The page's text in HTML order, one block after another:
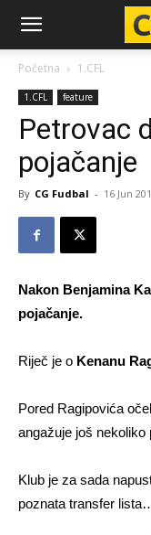
CG-
Fudbal
Početna 1.CFL
1.CFL feature
Petrovac
pojačanje
By CG Fudbal - 16 Jun
Nakon Benjamina
pojačanje.
Riječ je o Kenanu
Pored Ragipovića
angažuje još nekoliko
Klub je za sada
poznata transfer